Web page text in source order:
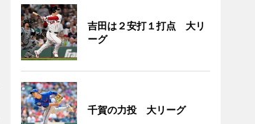
吉田は２安打１打点 大リ
ーグ
千賀の力投 大リーグ